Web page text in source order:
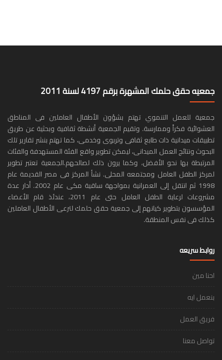
جمعيه حقق حلمك المشهرة برقم 4197 لسنة 2011
جمعية للعمل التنموي تهتم بشؤون الأطفال العاملين فى المناطق
العشوائية فكراً وممارسة. وتقيم الجمعية أنشطة ثقافية وبحثية عن طريق
تطبيقات ميدانية ذات طابع ثقافى وتربوى وخدمى، كما تهتم بنشر تقارير تلك
البحوث ونتائج العمل الميدانى، ليمكن تطوير واقع الفئة المستهدفة والفئات
المرتبطة بها نحو الأفضل، وكما يرون ذلك لصالحهم.الجمعية تعتبر تطوير
لمركز الطفل العامل ومجتمعه المحلى. نشأ المركز فى مصر القديمة عام
1998 ثم انتقل إلى العمرانية بمواجهة ساقية مكى عام 2002. أدار عدة
مشروعات لرعاية الطفل العامل حتى عام 2011، عندئذ قام الأعضاء
المؤسسون بتطوير كيانهم إلى جمعية حقق حلمك لترعى الأطفال العاملين
كذلك فى نفس المنطقة.
روابط سريعه
احنا مين
بنعمل ايه
فريق العمل
تواصل معنا